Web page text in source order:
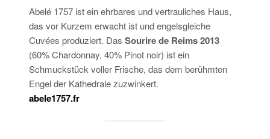
Abelé 1757 ist ein ehrbares und vertrauliches Haus,
das vor Kurzem erwacht ist und engelsgleiche
Cuvées produziert. DasSourire de Reims 2013
(60% Chardonnay, 40% Pinot noir) ist ein
Schmuckstück voller Frische, das dem berühmten
Engel der Kathedrale zuzwinkert.
abele1757.fr